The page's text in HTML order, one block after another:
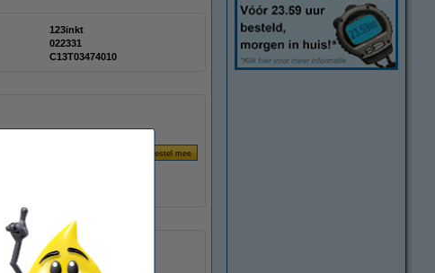
123inkt
022331
C13T03474010